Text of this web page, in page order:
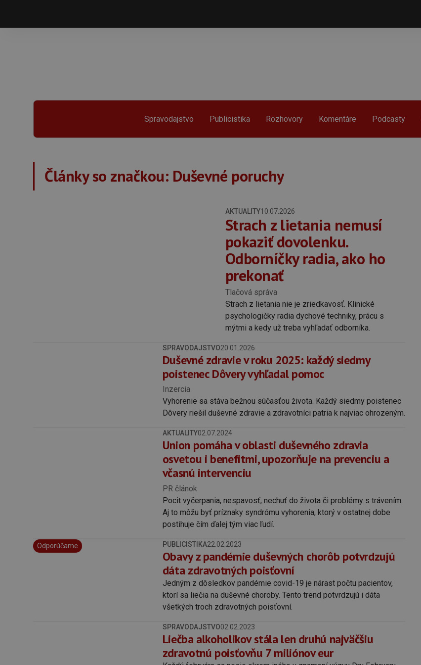
Spravodajstvo Publicistika Rozhovory Komentáre Podcasty
Články so značkou: Duševné poruchy
AKTUALITY10.07.2026
Strach z lietania nemusí
pokaziť dovolenku.
Odborníčky radia, ako ho
prekonať
Tlačová správa
Strach z lietania nie je zriedkavosť. Klinické
psychologičky radia dychové techniky, prácu s
mýtmi a kedy už treba vyhľadať odborníka.
SPRAVODAJSTVO20.01.2026
Duševné zdravie v roku 2025: každý siedmy
poistenec Dôvery vyhľadal pomoc
Inzercia
Vyhorenie sa stáva bežnou súčasťou života. Každý siedmy poistenec
Dôvery riešil duševné zdravie a zdravotníci patria k najviac ohrozeným.
AKTUALITY02.07.2024
Union pomáha v oblasti duševného zdravia
osvetou i benefitmi, upozorňuje na prevenciu a
včasnú intervenciu
PR článok
Pocit vyčerpania, nespavosť, nechuť do života či problémy s trávením.
Aj to môžu byť príznaky syndrómu vyhorenia, ktorý v ostatnej dobe
postihuje čím ďalej tým viac ľudí.
Odporúčame PUBLICISTIKA22.02.2023
Obavy z pandémie duševných chorôb potvrdzujú
dáta zdravotných poisťovní
Jedným z dôsledkov pandémie covid-19 je nárast počtu pacientov,
ktorí sa liečia na duševné choroby. Tento trend potvrdzujú i dáta
všetkých troch zdravotných poisťovní.
SPRAVODAJSTVO02.02.2023
Liečba alkoholikov stála len druhú najväčšiu
zdravotnú poisťovňu 7 miliónov eur